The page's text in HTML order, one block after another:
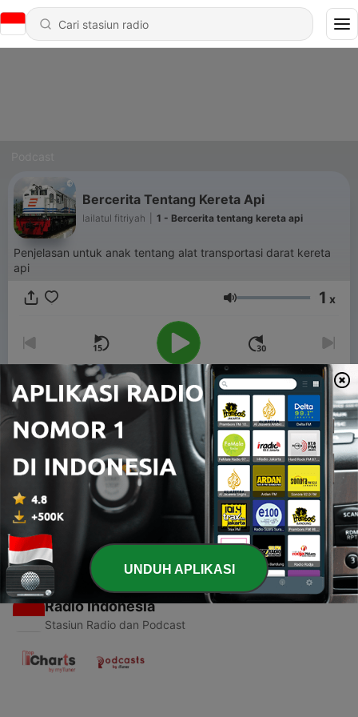
Bercerita Tentang Kereta Api
lailatul fitriyah 1 - Bercerita tentang kereta api
Penjelasan untuk anak tentang alat transportasi darat kereta
api
Volume 1 x
00:00
Episode
1 - Bercerita tentang kereta api
17 Jan 2021
Radio Indonesia
Stasiun Radio dan Podcast
UNDUH APLIKASI